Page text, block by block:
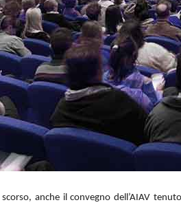
anche il convegno dell’AIAV